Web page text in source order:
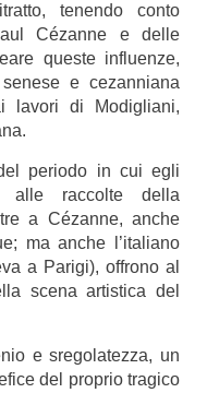
tenendo conto
Cézanne e delle
queste influenze,
e cezanniana
lavori di Modigliani,
periodo in cui egli
alle raccolte della
a Cézanne, anche
ma anche l’italiano
a Parigi), offrono al
scena artistica del
e sregolatezza, un
del proprio tragico